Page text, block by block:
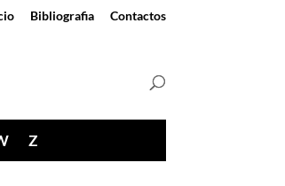
Bibliografia Contactos
Z